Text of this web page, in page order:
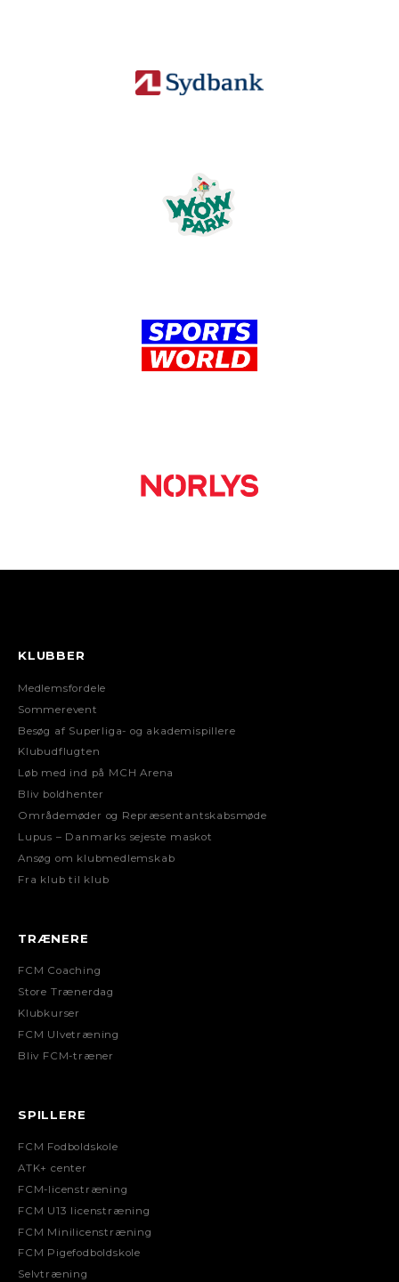
KLUBBER
Medlemsfordele
Sommerevent
Besøg af Superliga- og akademispillere
Klubudflugten
Løb med ind på MCH Arena
Bliv boldhenter
Områdemøder og Repræsentantskabsmøde
Lupus – Danmarks sejeste maskot
Ansøg om klubmedlemskab
Fra klub til klub
TRÆNERE
FCM Coaching
Store Trænerdag
Klubkurser
FCM Ulvetræning
Bliv FCM-træner
SPILLERE
FCM Fodboldskole
ATK+ center
FCM-licenstræning
FCM U13 licenstræning
FCM Minilicenstræning
FCM Pigefodboldskole
Selvtræning